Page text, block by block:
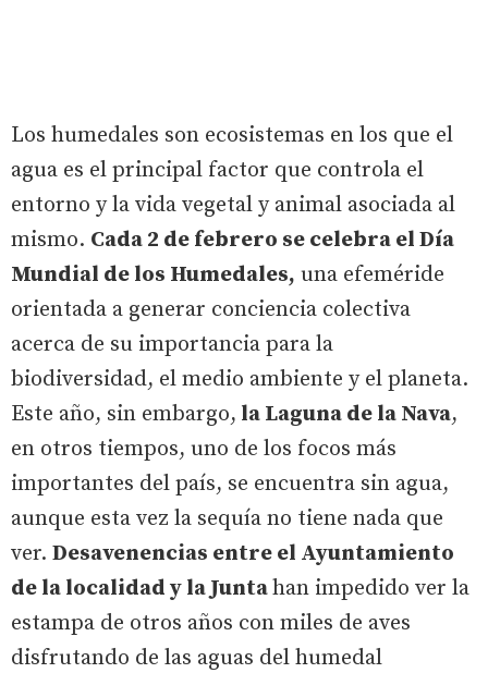
Los humedales son ecosistemas en los que el
agua es el principal factor que controla el
entorno y la vida vegetal y animal asociada al
mismo. Cada 2 de febrero se celebra el Día
Mundial de los Humedales, una efeméride
orientada a generar conciencia colectiva
acerca de su importancia para la
biodiversidad, el medio ambiente y el planeta.
Este año, sin embargo, la Laguna de la Nava,
en otros tiempos, uno de los focos más
importantes del país, se encuentra sin agua,
aunque esta vez la sequía no tiene nada que
ver. Desavenencias entre el Ayuntamiento
de la localidad y la Juntahan impedido ver la
estampa de otros años con miles de aves
disfrutando de las aguas del humedal